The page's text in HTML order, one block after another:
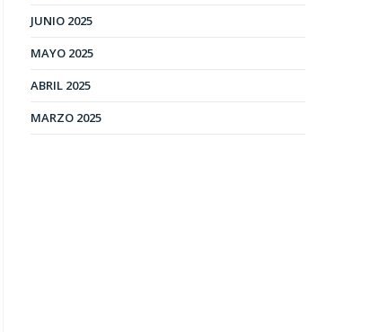
JUNIO 2025
MAYO 2025
ABRIL 2025
MARZO 2025